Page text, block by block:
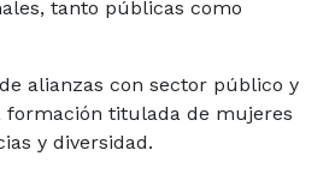
tanto públicas como
alianzas con sector público y
formación titulada de mujeres
y diversidad.